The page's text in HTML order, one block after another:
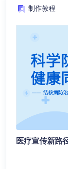
制作教程
医疗宣传新路